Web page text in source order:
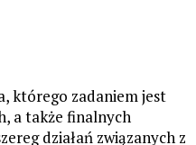
którego zadaniem jest
a także finalnych
działań związanych z